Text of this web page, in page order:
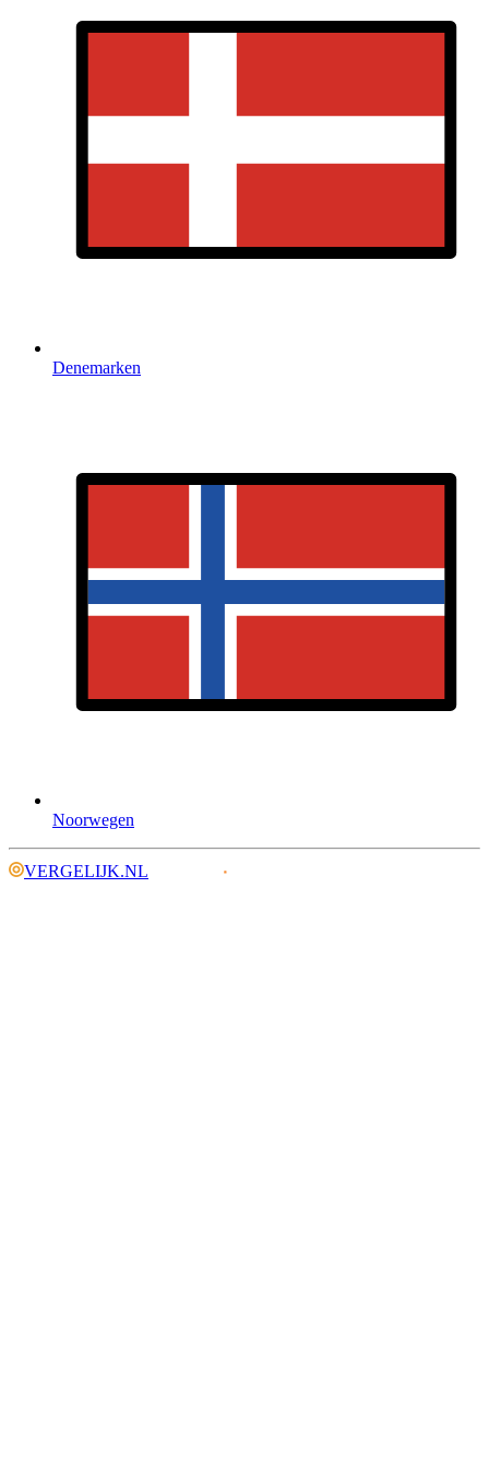
Denemarken
Noorwegen
VERGELIJK.NL